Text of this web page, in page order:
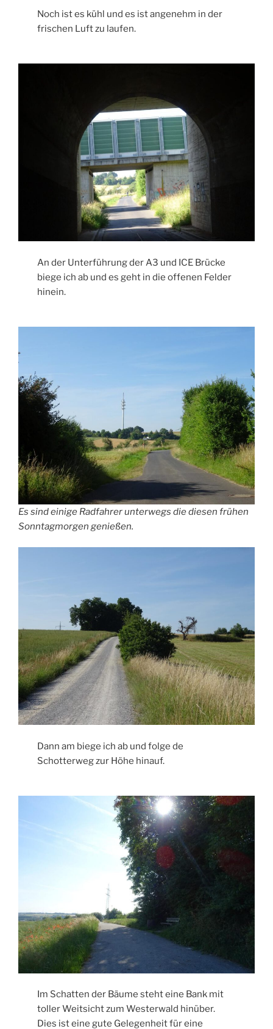
Noch ist es kühl und es ist angenehm in der
frischen Luft zu laufen.
An der Unterführung der A3 und ICE Brücke
biege ich ab und es geht in die offenen Felder
hinein.
Es sind einige Radfahrer unterwegs die diesen frühen
Sonntagmorgen genießen.
Dann am biege ich ab und folge de
Schotterweg zur Höhe hinauf.
Im Schatten der Bäume steht eine Bank mit
toller Weitsicht zum Westerwald hinüber.
Dies ist eine gute Gelegenheit für eine